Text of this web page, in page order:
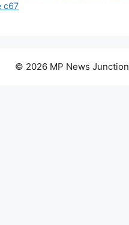
c67
© 2026 MP News Junction